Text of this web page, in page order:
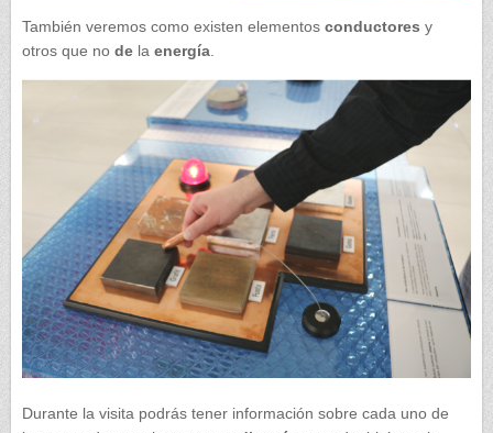
También veremos como existen elementos conductores y
otros que no de la energía
Durante la visita podrás tener información sobre cada uno de